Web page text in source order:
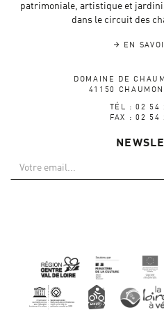
patrimoniale, artistique et
dans le circuit des
EN
DOMAINE DE
41150
TÉL : 02 54
FAX : 02 54